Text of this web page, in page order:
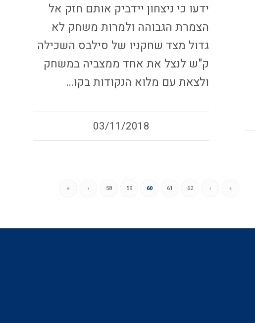
ידעו כי ניצחון יידביק אותם חזק אל
הצמרת הגבוהה ולמרות משחק לא
גדול מצד שחקניו של סילבס השכילה
ק"ש לנצל את אחד ממצביה במשחק
ולצאת עם מלוא הנקודות בקו…
03/11/2018
« ‹ 58 59 60 61 62 › »